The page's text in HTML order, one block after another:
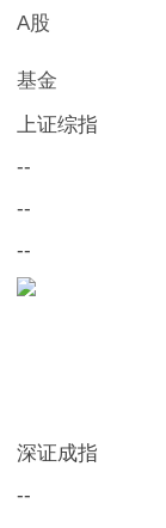
A股
基金
上证综指
--
--
--
深证成指
--